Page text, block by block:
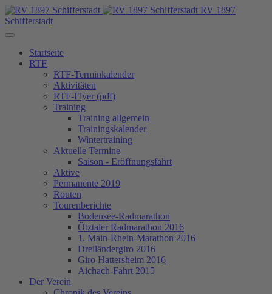
RV 1897
Schifferstadt
Startseite
RTF
RTF-Terminkalender
Aktivitäten
RTF-Flyer (pdf)
Training
Training allgemein
Trainingskalender
Wintertraining
Aktuelle Termine
Saison - Eröffnungsfahrt
Aktive
Permanente 2019
Routen
Tourenberichte
Bodensee-Radmarathon
Ötztaler Radmarathon 2016
1. Main-Rhein-Marathon 2016
Dreiländergiro 2016
Giro Hattersheim 2016
Aichach-Fahrt 2015
Der Verein